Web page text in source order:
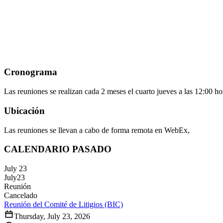
Cronograma
Las reuniones se realizan cada 2 meses el cuarto jueves a las 12:00
Ubicación
Las reuniones se llevan a cabo de forma remota en WebEx,
CALENDARIO PASADO
July 23
July23
Reunión
Cancelado
Reunión del Comité de Litigios (BIC)
Thursday, July 23, 2026